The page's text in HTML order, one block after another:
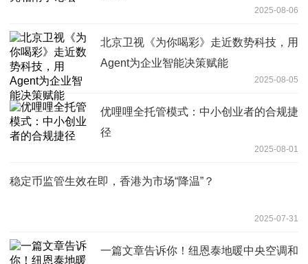
2025-08-06
北京卫视《为你喝彩》走近数势科技，用
Agent为企业智能决策赋能
2025-08-05
优哩哩全托管模式：中小创业者的合规捷
径
2025-08-01
稳定币监管生效在即，香港为市场“降温”？
2025-07-31
一篇文章告诉你！纽恩泰地暖中央空调和